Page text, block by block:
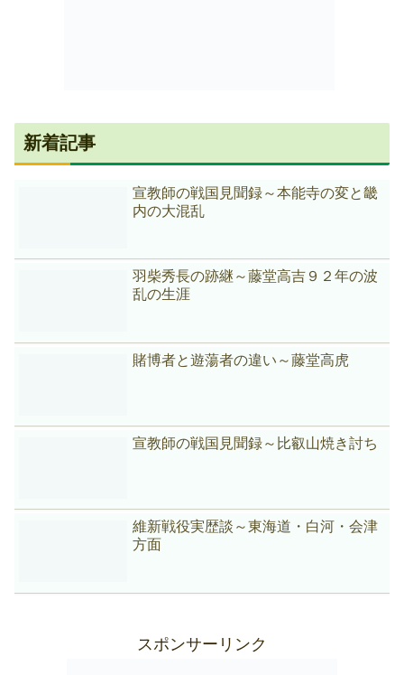
新着記事
宣教師の戦国見聞録～本能寺の変と畿
内の大混乱
羽柴秀長の跡継～藤堂高吉９２年の波
乱の生涯
賭博者と遊蕩者の違い～藤堂高虎
宣教師の戦国見聞録～比叡山焼き討ち
維新戦役実歴談～東海道・白河・会津
方面
スポンサーリンク